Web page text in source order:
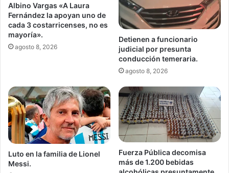
Albino Vargas «A Laura
Fernández la apoyan uno de
cada 3 costarricenses, no es
mayoría».
agosto 8, 2026
Detienen a funcionario
judicial por presunta
conducción temeraria.
agosto 8, 2026
Luto en la familia de Lionel
Messi.
Fuerza Pública decomisa
más de 1.200 bebidas